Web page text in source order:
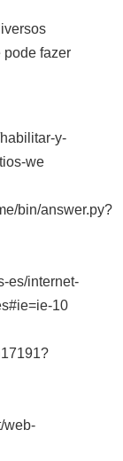
pode fazer
y-
we
bin/answer.py?
es/internet-
10
web-